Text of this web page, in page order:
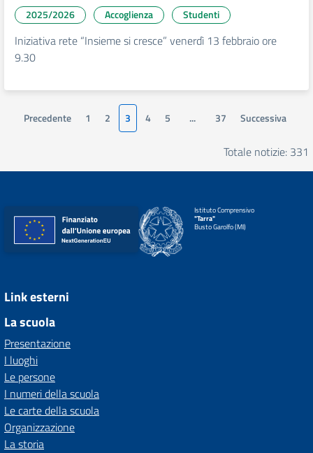
2025/2026 Accoglienza Studenti
Iniziativa rete “Insieme si cresce” venerdì 13 febbraio ore
9.30
Precedente 1 2 3 4 5 ... 37 Successiva
Totale notizie: 331
Istituto Comprensivo
"Tarra"
Busto Garolfo (MI)
Link esterni
La scuola
Presentazione
I luoghi
Le persone
I numeri della scuola
Le carte della scuola
Organizzazione
La storia